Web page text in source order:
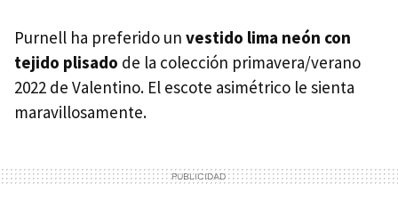
Purnell ha preferido un vestido lima neón con
tejido plisado de la colección primavera/verano
2022 de Valentino. El escote asimétrico le sienta
maravillosamente.